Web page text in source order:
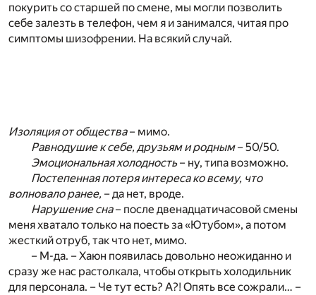
покурить со старшей по смене, мы могли позволить
себе залезть в телефон, чем я и занимался, читая про
симптомы шизофрении. На всякий случай.
Изоляция от общества– мимо.
Равнодушие к себе, друзьям и родным– 50/50.
Эмоциональная холодность– ну, типа возможно.
Постепенная потеря интереса ко всему, что
волновало ранее, – да нет, вроде.
Нарушение сна– после двенадцатичасовой смены
меня хватало только на поесть за «Ютубом», а потом
жесткий отруб, так что нет, мимо.
– М-да. – Хаюн появилась довольно неожиданно и
сразу же нас растолкала, чтобы открыть холодильник
для персонала. – Че тут есть? А?! Опять все сожрали… –